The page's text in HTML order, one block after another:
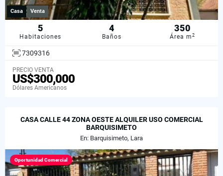
Casa Venta
5
Habitaciones
4
Baños
350
Área m2
7309316
PRECIO VENTA
US$300,000
Dólares Americanos
CASA CALLE 44 ZONA OESTE ALQUILER USO COMERCIAL
BARQUISIMETO
En: Barquisimeto, Lara
Oportunidad Comercial